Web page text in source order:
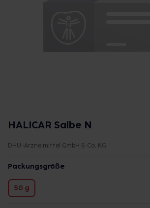
HALICAR Salbe N
DHU-Arzneimittel GmbH & Co. KG
Packungsgröße
50 g